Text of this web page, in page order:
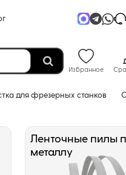
Избранное
для фрезерных станков
Ленточные пилы
металлу